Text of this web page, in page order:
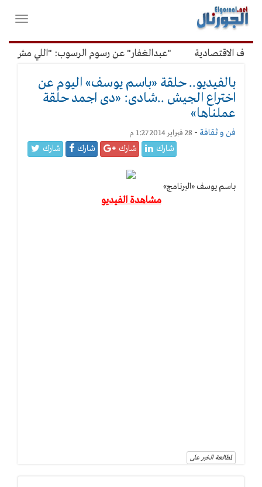
القائمة
الرئيسية
فتح
الاقتصادية "عبدالغفار" عن رسوم الرسوب: "اللي مش
بالفيديو.. حلقة «باسم يوسف» اليوم عن
اختراع الجيش ..شادى: «دى اجمد حلقة
عملناها»
فن و ثقافة - 28 فبراير 2014 1:27 م
شارك شارك شارك شارك
باسم يوسف «البرنامج»
مشاهدة الفيديو
لمطالعة الخبر على